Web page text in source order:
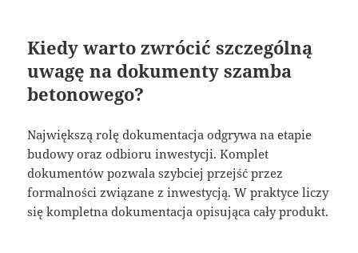
Kiedy warto zwrócić szczególną
uwagę na dokumenty szamba
betonowego?
Największą rolę dokumentacja odgrywa na etapie
budowy oraz odbioru inwestycji. Komplet
dokumentów pozwala szybciej przejść przez
formalności związane z inwestycją. W praktyce liczy
się kompletna dokumentacja opisująca cały produkt.